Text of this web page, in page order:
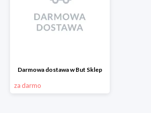
Darmowa dostawa w But Sklep
za darmo